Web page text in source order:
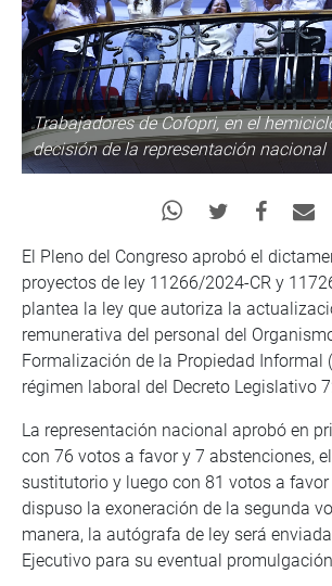
Trabajadores de Cofopri, en el
decisión de la representación nacional
El Pleno del Congreso aprobó el
proyectos de ley 11266/2024-CR y
plantea la ley que autoriza la
remunerativa del personal del
Formalización de la Propiedad Informal
régimen laboral del Decreto Legislativo
La representación nacional aprobó en
con 76 votos a favor y 7 abstenciones,
sustitutorio y luego con 81 votos a
dispuso la exoneración de la segunda
manera, la autógrafa de ley será
Ejecutivo para su eventual